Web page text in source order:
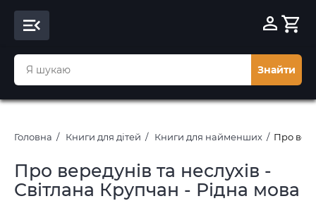
Знайти
Головна Книги для дітей Книги для найменших Про
Про вередунів та неслухів -
Світлана Крупчан - Рідна мова